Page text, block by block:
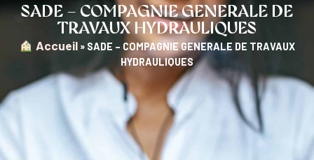
SADE – COMPAGNIE GENERALE DE
TRAVAUX HYDRAULIQUES
︎ Accueil » SADE – COMPAGNIE GENERALE DE TRAVAUX
HYDRAULIQUES